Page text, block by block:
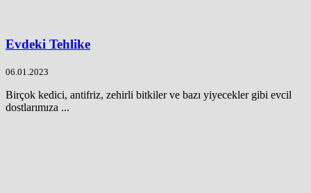
Evdeki Tehlike
06.01.2023
Birçok kedici, antifriz, zehirli bitkiler ve bazı yiyecekler gibi evcil
dostlarımıza ...